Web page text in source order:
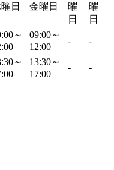
日 金曜日
曜
日
曜
日
～
09:00～
12:00
- -
～
13:30～
17:00
- -